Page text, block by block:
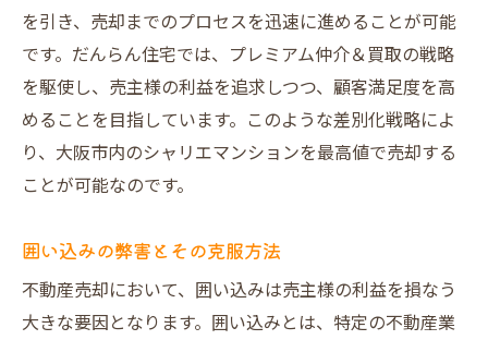
を引き、売却までのプロセスを迅速に進めることが可能
です。だんらん住宅では、プレミアム仲介＆買取の戦略
を駆使し、売主様の利益を追求しつつ、顧客満足度を高
めることを目指しています。このような差別化戦略によ
り、大阪市内のシャリエマンションを最高値で売却する
ことが可能なのです。
囲い込みの弊害とその克服方法
不動産売却において、囲い込みは売主様の利益を損なう
大きな要因となります。囲い込みとは、特定の不動産業